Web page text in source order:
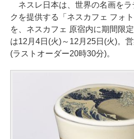
ネスレ日本は、世界の名画をラ
クを提供する「ネスカフェ フォ
を、ネスカフェ 原宿内に期間限
は12月4日(火)～12月25日(火)。
(ラストオーダー20時30分)。